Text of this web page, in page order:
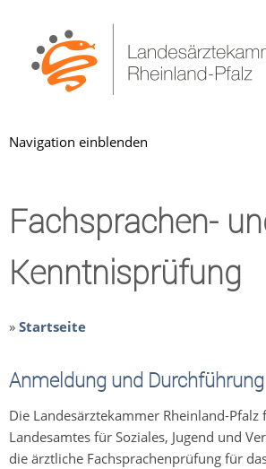
Navigation einblenden
Fachsprachen-
Kenntnisprüfung
» Startseite
Anmeldung und Durchführung
Die Landesärztekammer Rheinland-
Landesamtes für Soziales, Jugend und
die ärztliche Fachsprachenprüfung für